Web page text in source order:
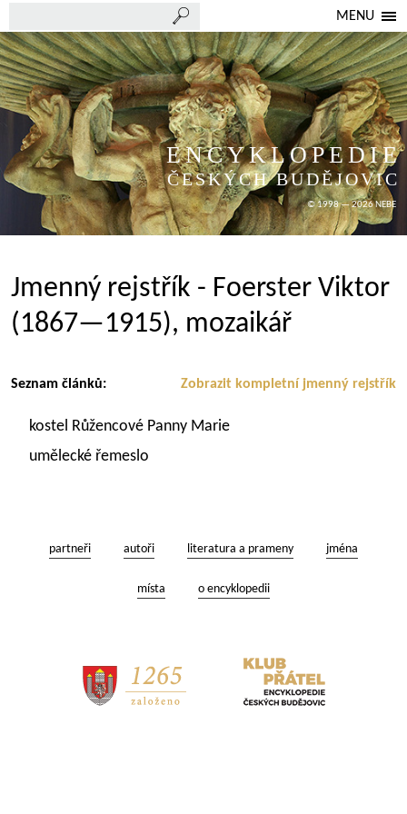
MENU
ENCYKLOPEDIE
ČESKÝCH BUDĚJOVIC
© 1998 — 2026 NEBE
Jmenný rejstřík - Foerster Viktor
(1867—1915), mozaikář
Zobrazit kompletní jmenný rejstřík
Seznam článků:
kostel Růžencové Panny Marie
umělecké řemeslo
partneři autoři literatura a prameny jména
místa o encyklopedii